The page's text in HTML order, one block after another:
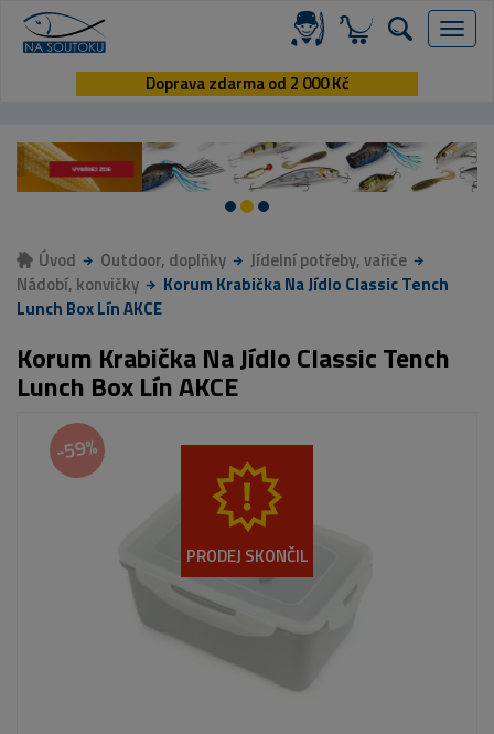
Menu
Doprava zdarma od 2 000 Kč
Úvod Outdoor, doplňky
Jídelní potřeby, vařiče
Nádobí, konvičky
Korum Krabička Na Jídlo Classic Tench
Lunch Box Lín AKCE
Korum Krabička Na Jídlo Classic Tench
Lunch Box Lín AKCE
-59%
PRODEJ SKONČIL